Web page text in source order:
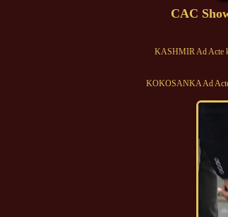
CAC
KASHMIR Ad Acte
KOKOSANKA Ad Acte